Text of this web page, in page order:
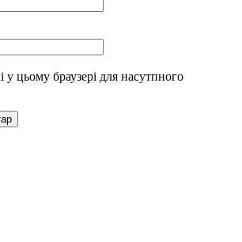
у цьому браузері для насутпного